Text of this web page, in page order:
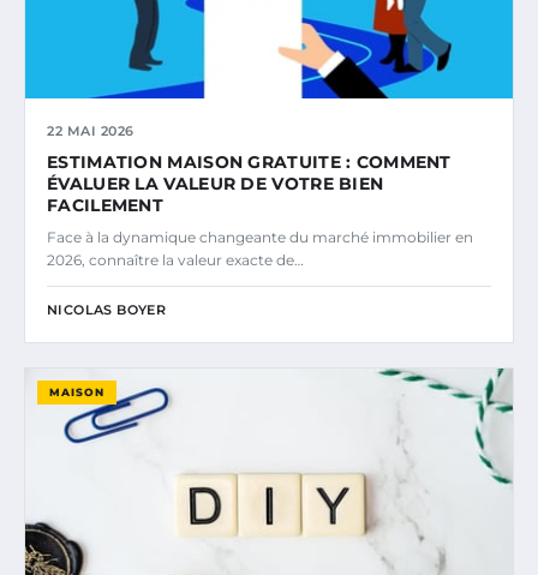
22 MAI 2026
ESTIMATION MAISON GRATUITE : COMMENT
ÉVALUER LA VALEUR DE VOTRE BIEN
FACILEMENT
Face à la dynamique changeante du marché immobilier en
2026, connaître la valeur exacte de…
NICOLAS BOYER
MAISON